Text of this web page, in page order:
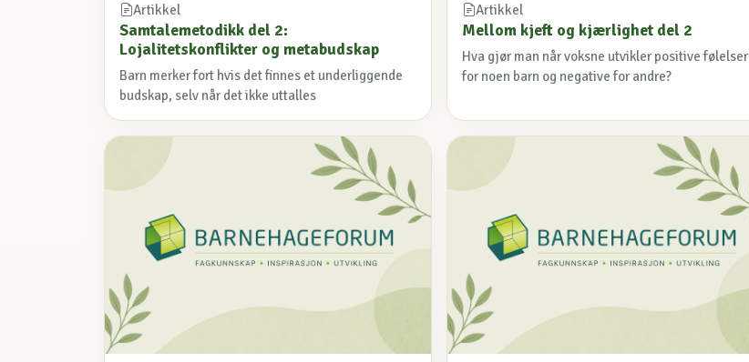
Artikkel
Samtalemetodikk del 2:
Lojalitetskonflikter og metabudskap
Barn merker fort hvis det finnes et underliggende
budskap, selv når det ikke uttalles
Artikkel
Mellom kjeft og kjærlighet del 2
Hva gjør man når voksne utvikler positive følelser
for noen barn og negative for andre?